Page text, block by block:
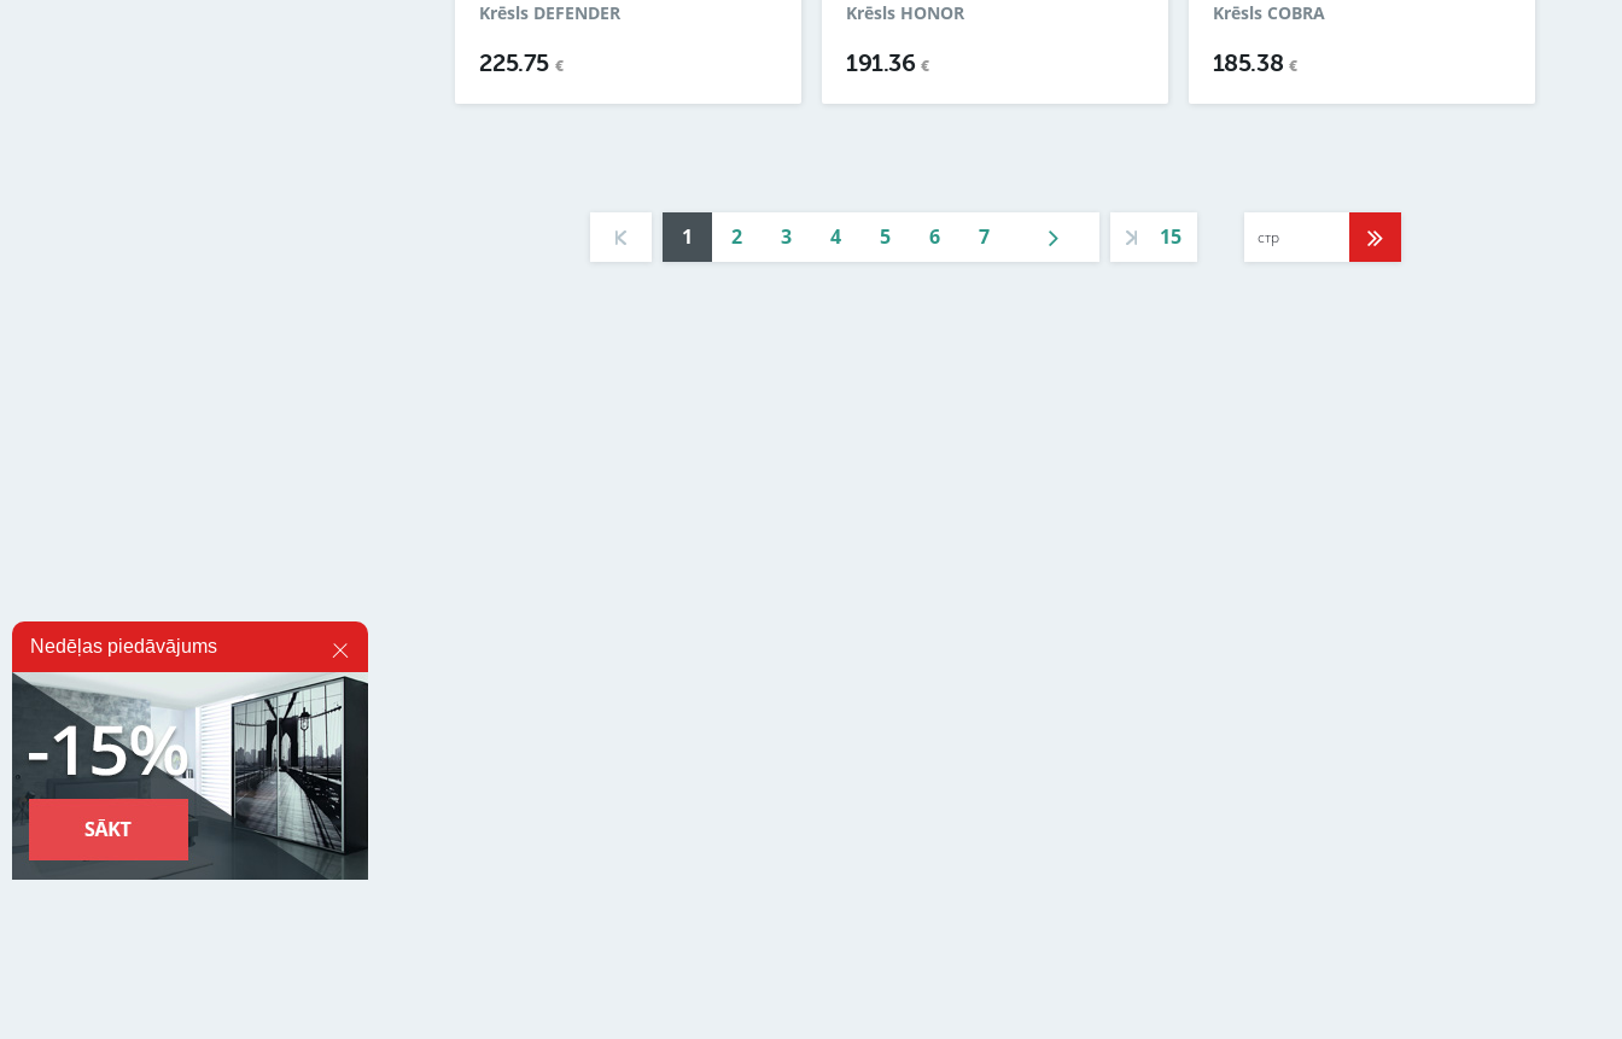
Krēsls DEFENDER
225.75 €
Krēsls HONOR
191.36€
Krēsls COBRA
185.38 €
1 2 3 4 5 6 7 15
Nedēļas piedāvājums